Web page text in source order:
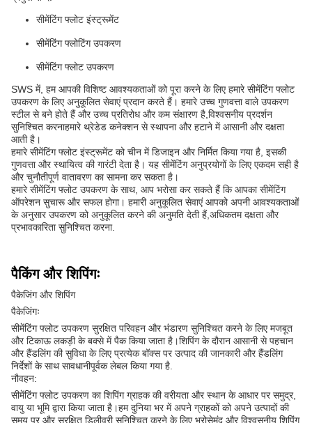
सीमेंटिंग फ्लोट इंस्ट्रूमेंट
सीमेंटिंग फ्लोटिंग उपकरण
सीमेंटिंग फ्लोट उपकरण
SWS में, हम आपकी विशिष्ट आवश्यकताओं को पूरा करने के लिए हमारे सीमेंटिंग फ्लोट
उपकरण के लिए अनुकूलित सेवाएं प्रदान करते हैं। हमारे उच्च गुणवत्ता वाले उपकरण
स्टील से बने होते हैं और उच्च प्रतिरोध और कम संक्षारण है,विश्वसनीय प्रदर्शन
सुनिश्चित करनाहमारे थ्रेडेड कनेक्शन से स्थापना और हटाने में आसानी और दक्षता
आती है।
हमारे सीमेंटिंग फ्लोट इंस्ट्रूमेंट को चीन में डिजाइन और निर्मित किया गया है, इसकी
गुणवत्ता और स्थायित्व की गारंटी देता है। यह सीमेंटिंग अनुप्रयोगों के लिए एकदम सही है
और चुनौतीपूर्ण वातावरण का सामना कर सकता है।
हमारे सीमेंटिंग फ्लोट उपकरण के साथ, आप भरोसा कर सकते हैं कि आपका सीमेंटिंग
ऑपरेशन सुचारू और सफल होगा। हमारी अनुकूलित सेवाएं आपको अपनी आवश्यकताओं
के अनुसार उपकरण को अनुकूलित करने की अनुमति देती हैं,अधिकतम दक्षता और
प्रभावकारिता सुनिश्चित करना.
पैकिंग और शिपिंगः
पैकेजिंग और शिपिंग
पैकेजिंगः
सीमेंटिंग फ्लोट उपकरण सुरक्षित परिवहन और भंडारण सुनिश्चित करने के लिए मजबूत
और टिकाऊ लकड़ी के बक्से में पैक किया जाता है।शिपिंग के दौरान आसानी से पहचान
और हैंडलिंग की सुविधा के लिए प्रत्येक बॉक्स पर उत्पाद की जानकारी और हैंडलिंग
निर्देशों के साथ सावधानीपूर्वक लेबल किया गया है.
नौवहन:
सीमेंटिंग फ्लोट उपकरण का शिपिंग ग्राहक की वरीयता और स्थान के आधार पर समुद्र,
वायु या भूमि द्वारा किया जाता है।हम दुनिया भर में अपने ग्राहकों को अपने उत्पादों की
समय पर और सुरक्षित डिलीवरी सुनिश्चित करने के लिए भरोसेमंद और विश्वसनीय शिपिंग